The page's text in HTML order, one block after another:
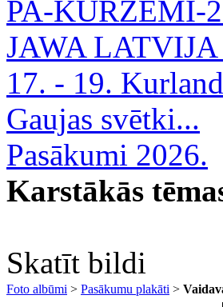
PA-KURZEMI-
JAWA LATVIJA
17. - 19.
Gaujas svētki...
Pasākumi 2026.
Karstākās
Skatīt bildi
Foto albūmi > Pasākumu plakāti >